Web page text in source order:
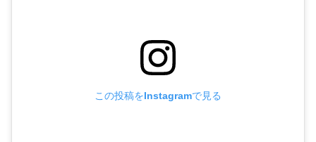
この投稿をInstagramで見る